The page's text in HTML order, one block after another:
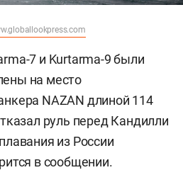
7 и Kurtarma-9 были
на место
NAZAN длиной 114
руль перед Кандилли
из России
в сообщении.